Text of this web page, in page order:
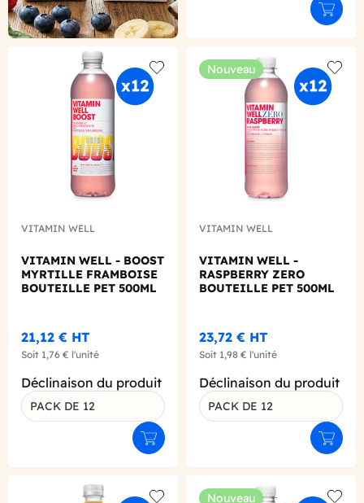
Add to wishlist
VITAMIN WELL
VITAMIN WELL - BOOST
MYRTILLE FRAMBOISE
BOUTEILLE PET 500ML
21,12 € HT
Soit 1,76 € l'unité
Déclinaison du produit
PACK DE 12
Ajouter au panier
Nouveau
Add
VITAMIN WELL
VITAMIN WELL -
RASPBERRY ZERO
BOUTEILLE PET 500ML
23,72 € HT
Soit 1,98 € l'unité
Déclinaison du produit
PACK DE 12
Nouveau